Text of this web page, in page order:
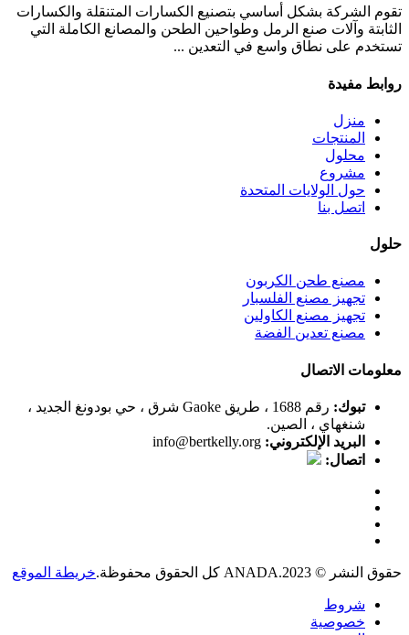
تقوم الشركة بشكل أساسي بتصنيع الكسارات المتنقلة والكسارات
الثابتة وآلات صنع الرمل وطواحين الطحن والمصانع الكاملة التي
تستخدم على نطاق واسع في التعدين ...
روابط مفيدة
منزل
المنتجات
محلول
مشروع
حول الولايات المتحدة
اتصل بنا
حلول
مصنع طحن الكربون
تجهيز مصنع الفلسبار
تجهيز مصنع الكاولين
مصنع تعدين الفضة
معلومات الاتصال
تبوك:
رقم 1688 ، طريق Gaoke شرق ، حي بودونغ الجديد ،
شنغهاي ، الصين.
البريد الإلكتروني: info@bertkelly.org
اتصال:
حقوق النشر © 2023.ANADA كل الحقوق محفوظة. خريطة الموقع
شروط
خصوصية